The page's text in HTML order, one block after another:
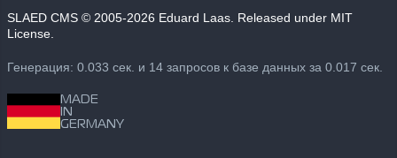
SLAED CMS © 2005-2026 Eduard Laas. Released under MIT
License.
Генерация: 0.033 сек. и 14 запросов к базе данных за 0.017 сек.
MADE
IN
GERMANY